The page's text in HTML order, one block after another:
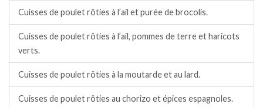
Cuisses de poulet rôties à l’ail et purée de brocolis.
Cuisses de poulet rôties à l’ail, pommes de terre et haricots
verts.
Cuisses de poulet rôties à la moutarde et au lard.
Cuisses de poulet rôties au chorizo et épices espagnoles.